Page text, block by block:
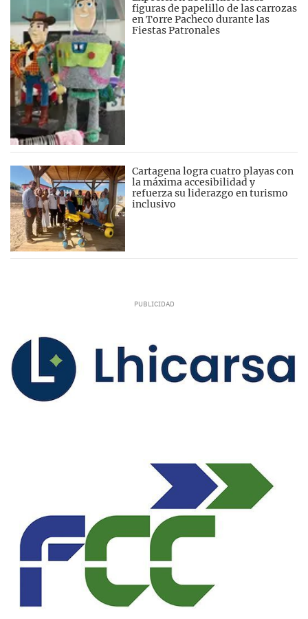
figuras de papelillo de las carrozas
en Torre Pacheco durante las
Fiestas Patronales
Cartagena logra cuatro playas con
la máxima accesibilidad y
refuerza su liderazgo en turismo
inclusivo